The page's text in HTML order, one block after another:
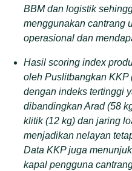
BBM dan logistik
menggunakan cantrang
operasional dan
Hasil scoring index
oleh Puslitbangkan KKP
dengan indeks tertinggi
dibandingkan Arad (58
klitik (12 kg) dan jaring
menjadikan nelayan
Data KKP juga
kapal pengguna